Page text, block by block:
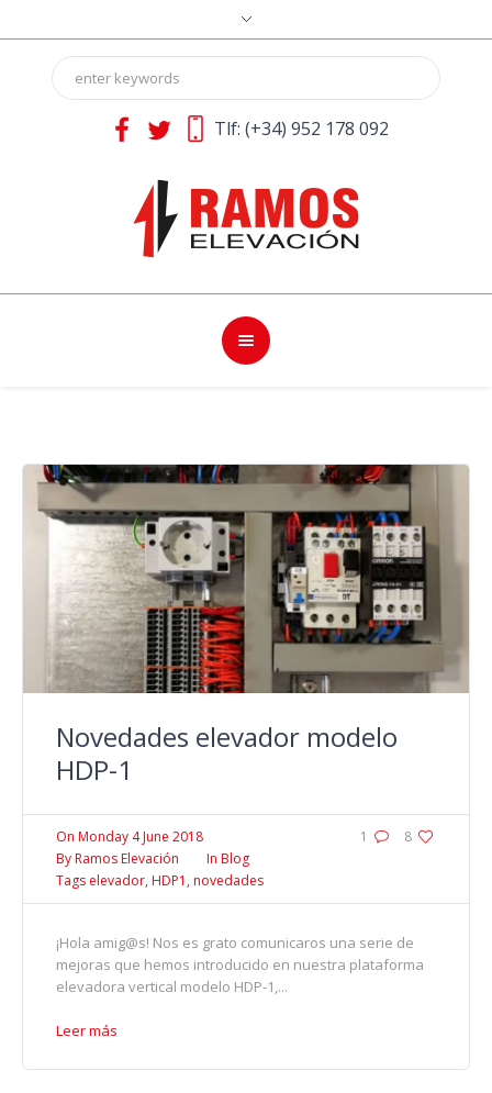
Tlf: (+34) 952 178 092
Novedades elevador modelo
HDP-1
1 8
On Monday 4 June 2018
ByRamos Elevación In Blog
Tags elevador,HDP1 ,novedades
¡Hola amig@s! Nos es grato comunicaros una serie de
mejoras que hemos introducido en nuestra plataforma
elevadora vertical modelo HDP-1,...
Leer más